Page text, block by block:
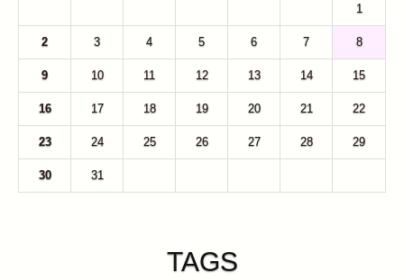
1
2 3 4 5 6 7 8
9 10 11 12 13 14 15
16 17 18 19 20 21 22
23 24 25 26 27 28 29
30 31
TAGS